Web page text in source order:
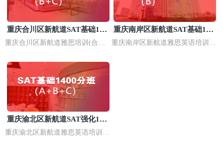
重庆合川区新航道SAT基础140
0分培训
重庆合川区新航道雅思培训(合川
重庆南岸区新航道SAT基础140
0分班
重庆南岸区新航道雅思英语培训
重庆渝北区新航道SAT强化140
0分培训班
重庆渝北区新航道雅思英语培训